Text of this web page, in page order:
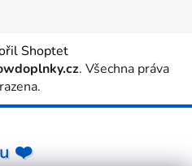
Shoptet
. Všechna práva
❤️